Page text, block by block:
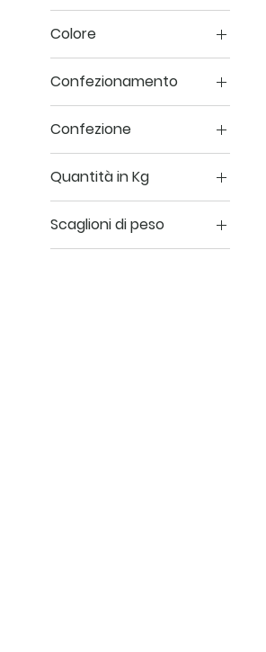
Colore
Confezionamento
100 ml
500 ml
Confezione
1 kg
100 g
200 ml
Quantità in Kg
100 kg
12.5 kg
Scaglioni di peso
1 kg